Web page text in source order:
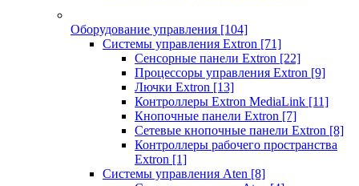
Оборудование управления [104]
Системы управления Extron [71]
Сенсорные панели Extron [22]
Процессоры управления Extron [9]
Лючки Extron [13]
Контроллеры Extron MediaLink [11]
Кнопочные панели Extron [7]
Сетевые кнопочные панели Extron [8]
Контроллеры рабочего пространства
Extron [1]
Системы управления Aten [8]